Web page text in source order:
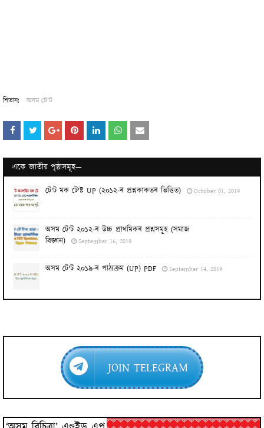
শিতান: অসম টে‍'ট
একে জাতীয় পৃষ্ঠাসমূহ—
টে‍'ট মক টে‍'ষ্ট UP (২০১২-ৰ প্ৰশ্নকাকতৰ ভিত্তিত) October 01, 2019
অসম টে‍'ট ২০১২-ৰ উচ্চ প্ৰাথমিকৰ প্ৰশ্নসমূহ (সমাজ
বিজ্ঞান)
September 16, 2019
অসম টে‍'ট ২০১৯-ৰ পাঠ্যক্ৰম (UP) PDF September 14, 2019
JOIN TELEGRAM